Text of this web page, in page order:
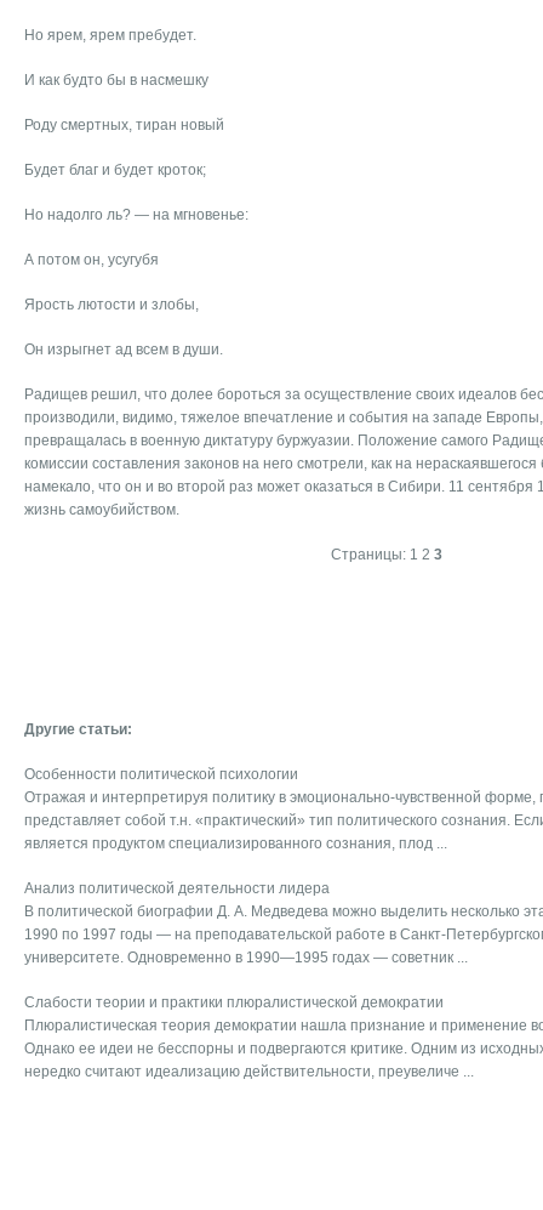
Но ярем, ярем пребудет.
И как будто бы в насмешку
Роду смертных, тиран новый
Будет благ и будет кроток;
Но надолго ль? — на мгновенье:
А потом он, усугубя
Ярость лютости и злобы,
Он изрыгнет ад всем в души.
Радищев решил, что долее бороться за осуществление своих идеалов
производили, видимо, тяжелое впечатление и события на западе
превращалась в военную диктатуру буржуазии. Положение самого
комиссии составления законов на него смотрели, как на нераскаявшегося
намекало, что он и во второй раз может оказаться в Сибири. 11 сентября
жизнь самоубийством.
Страницы: 1 2 3
Другие статьи:
Особенности политической психологии
Отражая и интерпретируя политику в эмоционально-чувственной форме,
представляет собой т.н. «практический» тип политического сознания.
является продуктом специализированного сознания, плод ...
Анализ политической деятельности лидера
В политической биографии Д. А. Медведева можно выделить несколько
1990 по 1997 годы — на преподавательской работе в Санкт-
университете. Одновременно в 1990—1995 годах — советник ...
Слабости теории и практики плюралистической демократии
Плюралистическая теория демократии нашла признание и применение
Однако ее идеи не бесспорны и подвергаются критике. Одним из
нередко считают идеализацию действительности, преувеличе ...